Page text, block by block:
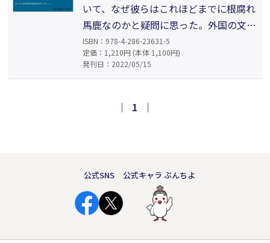
いて、なぜ彼らはこれほどまでに根腐れ
馬鹿なのかと疑問に思った。外国の文明
がほぼ基本的に「奪う」（欲望の）それ
であるのに対し、グルーミング（おもて
明ではない日本においては、武士を除け
ISBN：978-4-286-23631-5
定価：1,210円 (本体 1,100円)
発刊日：2022/05/15
｜ 1 ｜
公式SNS 公式キャラ ぶんちよ